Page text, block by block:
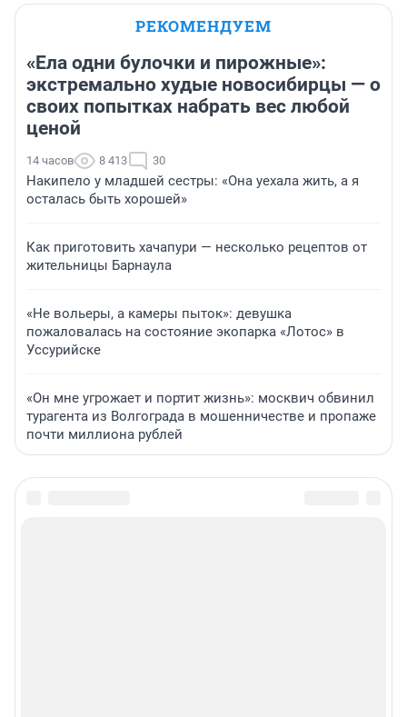
РЕКОМЕНДУЕМ
«Ела одни булочки и пирожные»:
экстремально худые новосибирцы — о
своих попытках набрать вес любой
ценой
14 часов 8 413 30
Накипело у младшей сестры: «Она уехала жить, а я
осталась быть хорошей»
Как приготовить хачапури — несколько рецептов от
жительницы Барнаула
«Не вольеры, а камеры пыток»: девушка
пожаловалась на состояние экопарка «Лотос» в
Уссурийске
«Он мне угрожает и портит жизнь»: москвич обвинил
турагента из Волгограда в мошенничестве и пропаже
почти миллиона рублей